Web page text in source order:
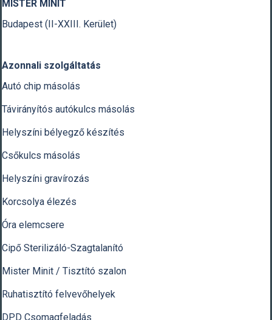
MISTER MINIT
Budapest (II-XXIII. Kerület)
Azonnali szolgáltatás
Autó chip másolás
Távirányítós autókulcs másolás
Helyszíni bélyegző készítés
Csőkulcs másolás
Helyszíni gravírozás
Korcsolya élezés
Óra elemcsere
Cipő Sterilizáló-Szagtalanító
Mister Minit / Tisztító szalon
Ruhatisztító felvevőhelyek
DPD Csomagfeladás